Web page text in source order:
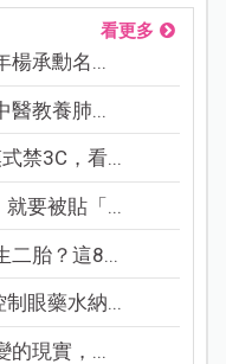
看更多
楊承勳名...
醫教養肺...
禁3C，看...
要被貼「...
二胎？這8...
眼藥水納...
的現實，...